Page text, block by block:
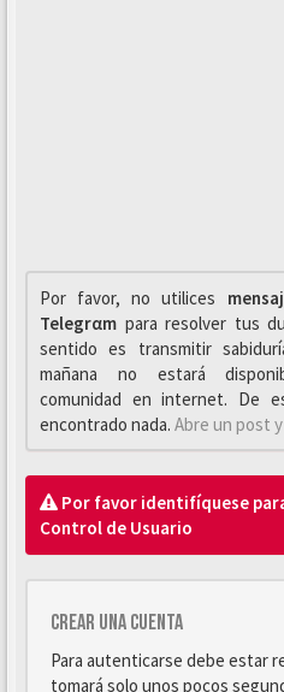
Por favor, no utilices
Telegrαm para resolver tus
sentido es transmitir
mañana no estará
comunidad en internet. De
encontrado nada. Abre un post
Por favor identifíquese
Control de Usuario
Crear una cuenta
Para autenticarse debe estar
tomará solo unos pocos